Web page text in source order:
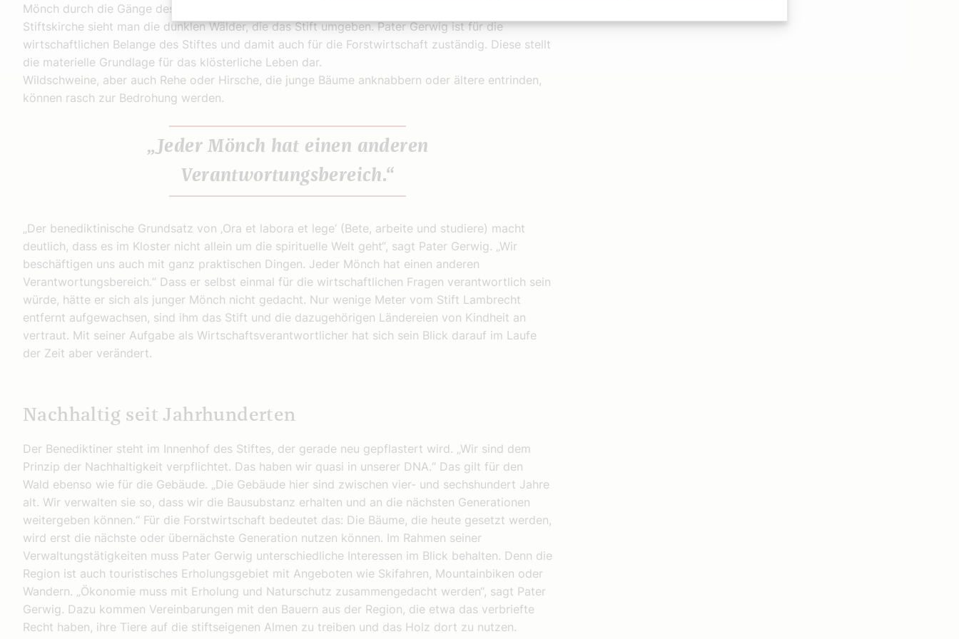
Mönch durch die Gänge des Klosters, den Kreuzgang entlang, bis in den Innenhof. Hinter der
Stiftskirche sieht man die dunklen Wälder, die das Stift umgeben. Pater Gerwig ist für die
wirtschaftlichen Belange des Stiftes und damit auch für die Forstwirtschaft zuständig. Diese stellt
die materielle Grundlage für das klösterliche Leben dar.
Wildschweine, aber auch Rehe oder Hirsche, die junge Bäume anknabbern oder ältere entrinden,
können rasch zur Bedrohung werden.
„Jeder Mönch hat einen anderen
Verantwortungsbereich.“
„Der benediktinische Grundsatz von ‚Ora et labora et lege‘ (Bete, arbeite und studiere) macht
deutlich, dass es im Kloster nicht allein um die spirituelle Welt geht“, sagt Pater Gerwig. „Wir
beschäftigen uns auch mit ganz praktischen Dingen. Jeder Mönch hat einen anderen
Verantwortungsbereich.“ Dass er selbst einmal für die wirtschaftlichen Fragen verantwortlich sein
würde, hätte er sich als junger Mönch nicht gedacht. Nur wenige Meter vom Stift Lambrecht
entfernt aufgewachsen, sind ihm das Stift und die dazugehörigen Ländereien von Kindheit an
vertraut. Mit seiner Aufgabe als Wirtschaftsverantwortlicher hat sich sein Blick darauf im Laufe
der Zeit aber verändert.
Nachhaltig seit Jahrhunderten
Der Benediktiner steht im Innenhof des Stiftes, der gerade neu gepflastert wird. „Wir sind dem
Prinzip der Nachhaltigkeit verpflichtet. Das haben wir quasi in unserer DNA.“ Das gilt für den
Wald ebenso wie für die Gebäude. „Die Gebäude hier sind zwischen vier- und sechshundert Jahre
alt. Wir verwalten sie so, dass wir die Bausubstanz erhalten und an die nächsten Generationen
weitergeben können.“ Für die Forstwirtschaft bedeutet das: Die Bäume, die heute gesetzt werden,
wird erst die nächste oder übernächste Generation nutzen können. Im Rahmen seiner
Verwaltungstätigkeiten muss Pater Gerwig unterschiedliche Interessen im Blick behalten. Denn die
Region ist auch touristisches Erholungsgebiet mit Angeboten wie Skifahren, Mountainbiken oder
Wandern. „Ökonomie muss mit Erholung und Naturschutz zusammengedacht werden“, sagt Pater
Gerwig. Dazu kommen Vereinbarungen mit den Bauern aus der Region, die etwa das verbriefte
Recht haben, ihre Tiere auf die stiftseigenen Almen zu treiben und das Holz dort zu nutzen.